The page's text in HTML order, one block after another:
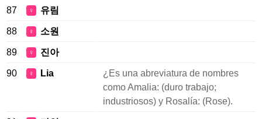
87 ♀ 유림
88 ♀ 소원
89 ♀ 진아
90 ♀ Lia
¿Es una abreviatura de nombres
como Amalia: (duro trabajo;
industriosos) y Rosalía: (Rose).